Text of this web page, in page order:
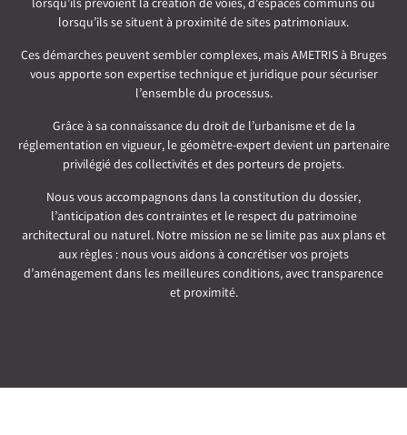
lorsqu’ils prévoient la création de voies, d’espaces communs ou
lorsqu’ils se situent à proximité de sites patrimoniaux.
Ces démarches peuvent sembler complexes, mais AMETRIS à Bruges
vous apporte son expertise technique et juridique pour sécuriser
l’ensemble du processus.
Grâce à sa connaissance du droit de l’urbanisme et de la
réglementation en vigueur, le géomètre-expert devient un partenaire
privilégié des collectivités et des porteurs de projets.
Nous vous accompagnons dans la constitution du dossier,
l’anticipation des contraintes et le respect du patrimoine
architectural ou naturel. Notre mission ne se limite pas aux plans et
aux règles : nous vous aidons à concrétiser vos projets
d’aménagement dans les meilleures conditions, avec transparence
et proximité.